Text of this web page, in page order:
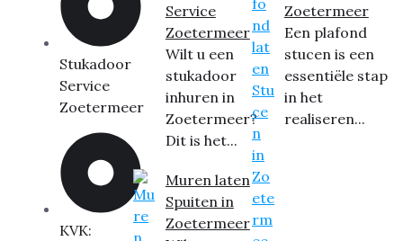
Stukadoor
Service
Zoetermeer
KVK:
Service
Zoetermeer
Wilt u een
stukadoor
inhuren in
Zoetermeer?
Dit is het...
Muren laten
Spuiten in
Zoetermeer
Zoetermeer
Een plafond
stucen is een
essentiële stap
in het
realiseren...